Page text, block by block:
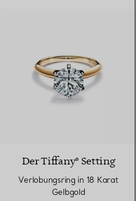
Der Tiffany® Setting
Verlobungsring in 18 Karat
Gelbgold